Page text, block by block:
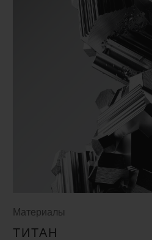
Материалы
ТИТАН